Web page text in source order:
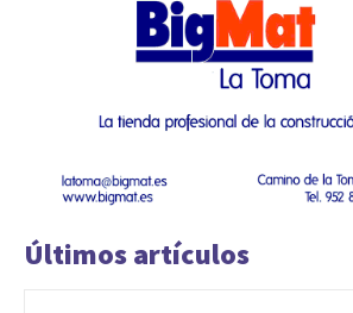
Últimos artículos